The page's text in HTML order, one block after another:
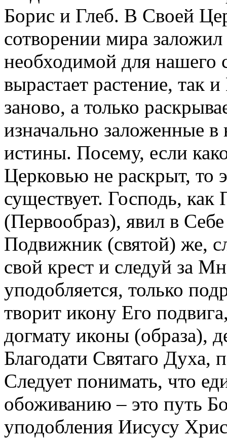
Борис и Глеб. В Своей
сотворении мира
необходимой для нашего
вырастает растение, так
заново, а только
изначально заложенные
истины. Посему, если
Церковью не раскрыт, то
существует. Господь,
(Первообраз), явил в
Подвижник (святой) же,
свой крест и следуй за
уподобляется, только
творит икону Его
догмату иконы (образа),
Благодати Святаго Духа,
Следует понимать, что
обоживанию – это путь
уподобления Иисусу